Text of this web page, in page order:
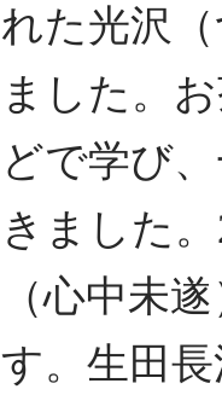
れた光沢
ました。
どで学び
きました
（心中未
す。生田